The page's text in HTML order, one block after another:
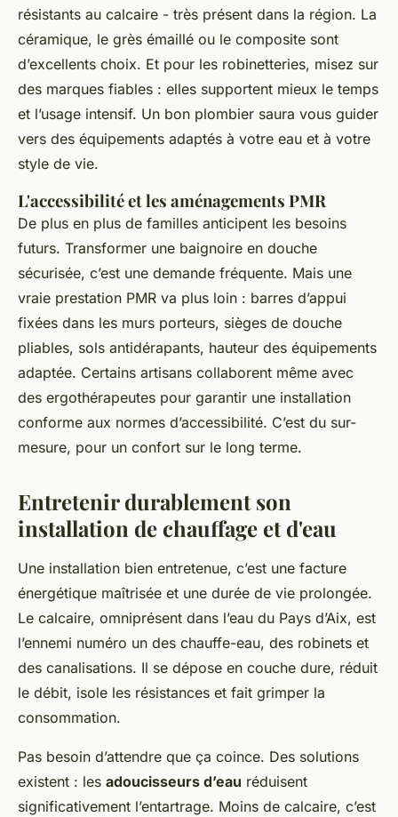
résistants au calcaire - très présent dans la région. La
céramique, le grès émaillé ou le composite sont
d’excellents choix. Et pour les robinetteries, misez sur
des marques fiables : elles supportent mieux le temps
et l’usage intensif. Un bon plombier saura vous guider
vers des équipements adaptés à votre eau et à votre
style de vie.
L'accessibilité et les aménagements PMR
De plus en plus de familles anticipent les besoins
futurs. Transformer une baignoire en douche
sécurisée, c’est une demande fréquente. Mais une
vraie prestation PMR va plus loin : barres d’appui
fixées dans les murs porteurs, sièges de douche
pliables, sols antidérapants, hauteur des équipements
adaptée. Certains artisans collaborent même avec
des ergothérapeutes pour garantir une installation
conforme aux normes d’accessibilité. C’est du sur-
mesure, pour un confort sur le long terme.
Entretenir durablement son
installation de chauffage et d'eau
Une installation bien entretenue, c’est une facture
énergétique maîtrisée et une durée de vie prolongée.
Le calcaire, omniprésent dans l’eau du Pays d’Aix, est
l’ennemi numéro un des chauffe-eau, des robinets et
des canalisations. Il se dépose en couche dure, réduit
le débit, isole les résistances et fait grimper la
consommation.
Pas besoin d’attendre que ça coince. Des solutions
existent : les adoucisseurs d’eau réduisent
significativement l’entartrage. Moins de calcaire, c’est